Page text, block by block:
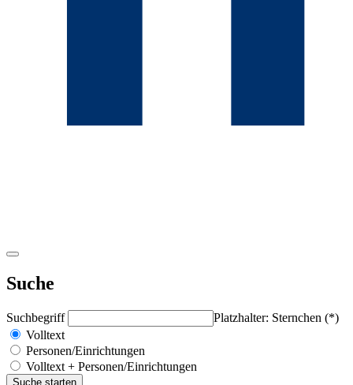
Suche
Suchbegriff
Platzhalter: Sternchen (*)
Volltext
Personen/Einrichtungen
Volltext + Personen/Einrichtungen